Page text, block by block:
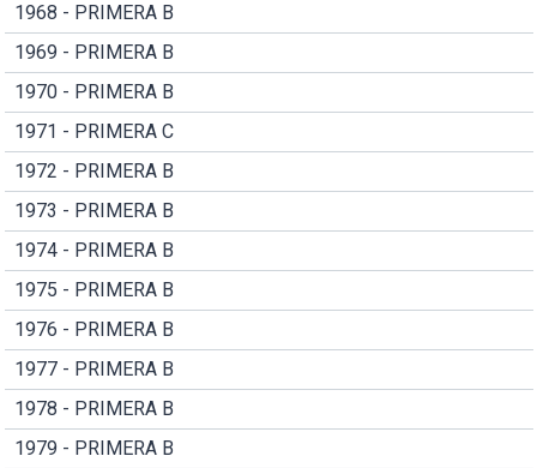
1968 - PRIMERA B
1969 - PRIMERA B
1970 - PRIMERA B
1971 - PRIMERA C
1972 - PRIMERA B
1973 - PRIMERA B
1974 - PRIMERA B
1975 - PRIMERA B
1976 - PRIMERA B
1977 - PRIMERA B
1978 - PRIMERA B
1979 - PRIMERA B